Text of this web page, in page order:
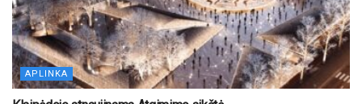
APLINKA